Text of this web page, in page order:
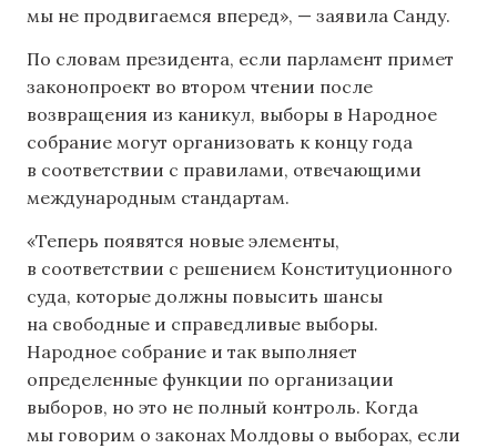
мы не продвигаемся вперед», — заявила Санду.
По словам президента, если парламент примет
законопроект во втором чтении после
возвращения из каникул, выборы в Народное
собрание могут организовать к концу года
в соответствии с правилами, отвечающими
международным стандартам.
«Теперь появятся новые элементы,
в соответствии с решением Конституционного
суда, которые должны повысить шансы
на свободные и справедливые выборы.
Народное собрание и так выполняет
определенные функции по организации
выборов, но это не полный контроль. Когда
мы говорим о законах Молдовы о выборах, если